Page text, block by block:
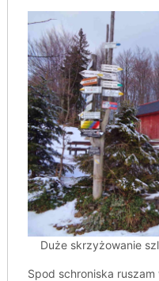
Duże skrzyżowanie
Spod schroniska